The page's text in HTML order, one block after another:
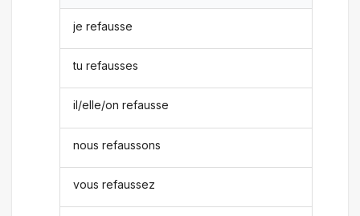
je refausse
tu refausses
il/elle/on refausse
nous refaussons
vous refaussez